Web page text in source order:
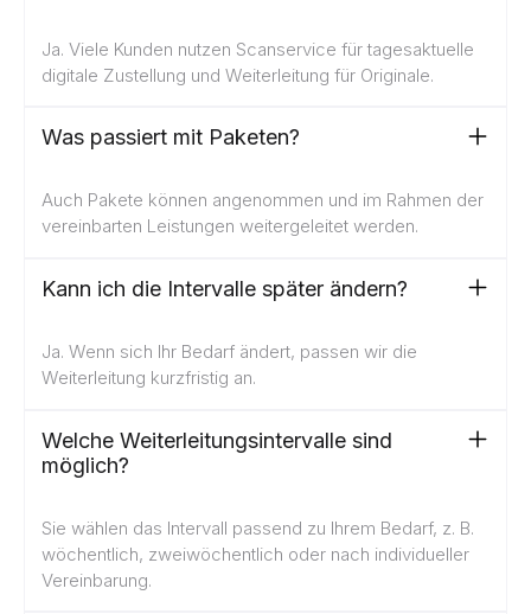
Ja. Viele Kunden nutzen Scanservice für tagesaktuelle
digitale Zustellung und Weiterleitung für Originale.
Was passiert mit Paketen?
Auch Pakete können angenommen und im Rahmen der
vereinbarten Leistungen weitergeleitet werden.
Kann ich die Intervalle später ändern?
Ja. Wenn sich Ihr Bedarf ändert, passen wir die
Weiterleitung kurzfristig an.
Welche Weiterleitungsintervalle sind
möglich?
Sie wählen das Intervall passend zu Ihrem Bedarf, z. B.
wöchentlich, zweiwöchentlich oder nach individueller
Vereinbarung.